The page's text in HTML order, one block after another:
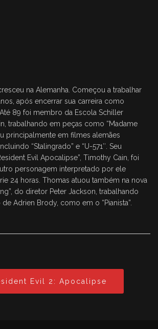
na Alemanha. Começou a trabalhar
após encerrar sua carreira como
89 foi membro da Escola Schiller
trabalhando em peças como “Madame
principalmente em filmes alemães
“Stalingrado” e “U-571″. Seu
Evil Apocalipse”, Timothy Cain, foi
personagem interpretado por ele
24 horas. Thomas atuou também na nova
do diretor Peter Jackson, trabalhando
Adrien Brody, como em o “Pianista”.
Evil 2: Apocalipse